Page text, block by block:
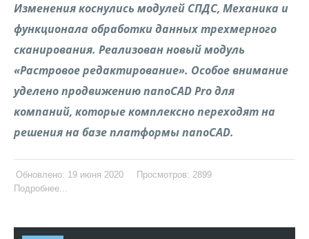
Изменения коснулись модулей СПДС, Механика и
функционала обработки данных трехмерного
сканирования. Реализован новый модуль
«Растровое редактирование». Особое внимание
уделено продвижению nanoCAD Pro для
компаний, которые комплексно переходят на
решения на базе платформы nanoCAD.
Обновлено: 19 июня 2020
Просмотров: 2899
Подробнее...